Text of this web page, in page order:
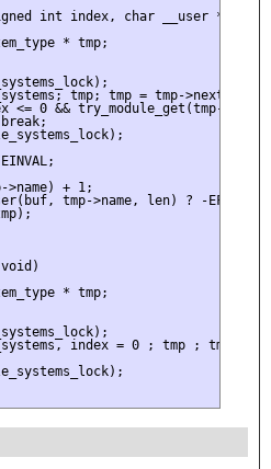
int index, char __user * buf)
* tmp;
tmp; tmp = tmp->next,
<= 0 && try_module_get(tmp-
>name) + 1;
tmp->name, len) ? -EFAULT
* tmp;
index = 0 ; tmp ; tmp =